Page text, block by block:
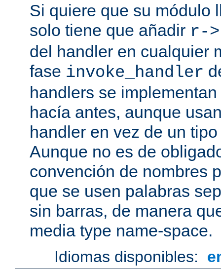
Si quiere que su módulo
solo tiene que añadir r-
del handler en cualquier
fase invoke_handler
handlers se
hacía antes, aunque
handler en vez de un
Aunque no es de
convención de nombres
que se usen palabras
sin barras, de manera
media type name-space.
Idiomas disponibles: